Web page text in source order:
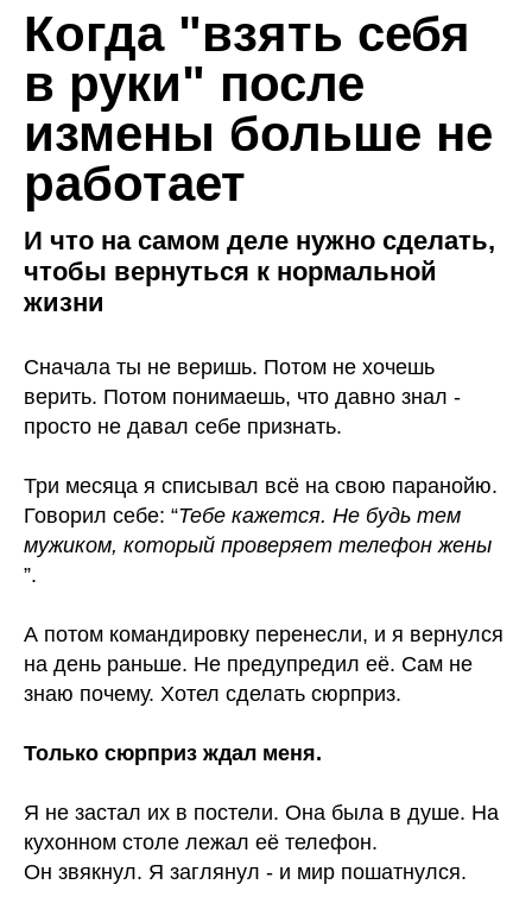
Когда "взять себя
в руки" после
измены больше не
работает
И что на самом деле нужно сделать,
чтобы вернуться к нормальной
жизни
Сначала ты не веришь. Потом не хочешь
верить. Потом понимаешь, что давно знал -
просто не давал себе признать.
Три месяца я списывал всё на свою паранойю.
Говорил себе: “Тебе кажется. Не будь тем
мужиком, который проверяет телефон жены
”.
А потом командировку перенесли, и я вернулся
на день раньше. Не предупредил её. Сам не
знаю почему. Хотел сделать сюрприз.
Только сюрприз ждал меня.
Я не застал их в постели. Она была в душе. На
кухонном столе лежал её телефон.
Он звякнул. Я заглянул - и мир пошатнулся.